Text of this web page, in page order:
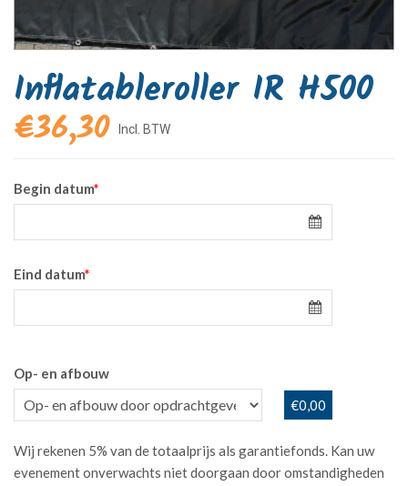
Inflatableroller IR H500
€36,30
Begin datum*
Eind datum*
Op- en afbouw
€0,00
Wij rekenen 5% van de totaalprijs als garantiefonds. Kan uw
evenement onverwachts niet doorgaan door omstandigheden